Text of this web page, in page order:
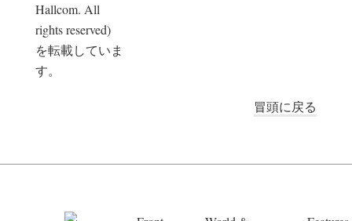
Hallcom. All
rights reserved)
を転載していま
す。
冒頭に戻る